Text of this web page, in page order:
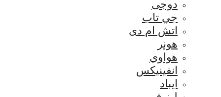
دوجى
جي تاب
اتش ام دى
هونر
هواوي
انفينيكس
ايباد